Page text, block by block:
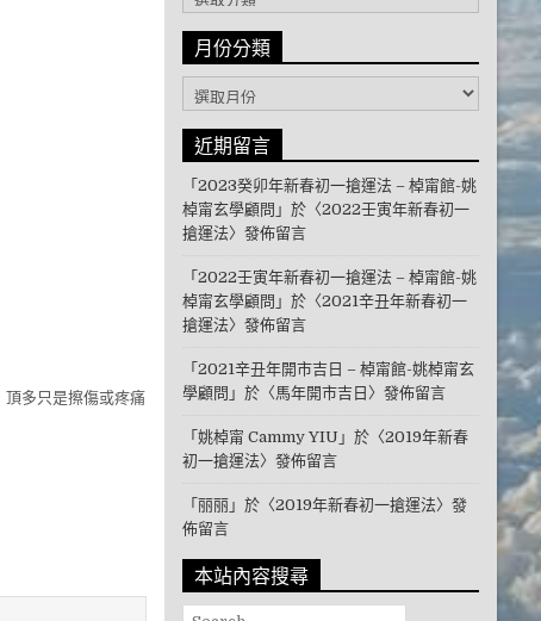
頂多只是擦傷或疼痛
月份分類
月份分類
近期留言
「 2023癸卯年新春初一搶運法 – 棹甯館-姚
棹甯玄學顧問 」於〈2022壬寅年新春初一
搶運法〉發佈留言
「 2022壬寅年新春初一搶運法 – 棹甯館-姚
棹甯玄學顧問 」於〈2021辛丑年新春初一
搶運法〉發佈留言
「 2021辛丑年開市吉日 – 棹甯館-姚棹甯玄
學顧問 」於〈馬年開市吉日 〉發佈留言
「 姚棹甯 Cammy YIU 」於〈2019年新春
初一搶運法〉發佈留言
「 丽丽」於〈2019年新春初一搶運法〉發
佈留言
本站內容搜尋
Search for: